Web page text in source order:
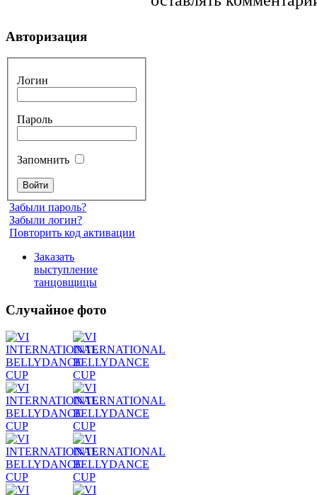
Авторизация
Логин
Пароль
Запомнить
Забыли пароль?
Забыли логин?
Повторить код активации
Заказать
выступление
танцовщицы
Случайное фото
Танец
Belly
уроки